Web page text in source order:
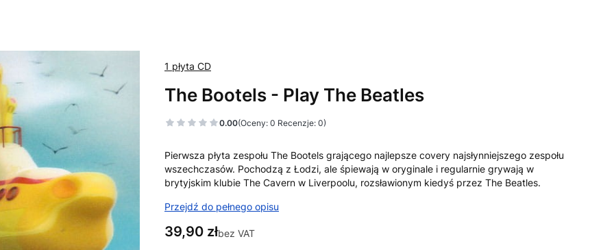
1 płyta CD
The Bootels - Play The Beatles
0.00(Oceny: 0 Recenzje: 0)
Pierwsza płyta zespołu The Bootels grającego najlepsze covery najsłynniejszego zespołu
wszechczasów. Pochodzą z Łodzi, ale śpiewają w oryginale i regularnie grywają w
brytyjskim klubie The Cavern w Liverpoolu, rozsławionym kiedyś przez The Beatles.
Przejdź do pełnego opisu
Cena
39,90 złbez VAT